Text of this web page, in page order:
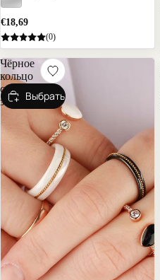
€18,69
(0)
Чёрное
кольцо
с
золотомВыбрать